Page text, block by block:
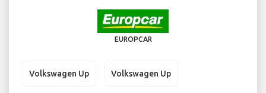
EUROPCAR
Volkswagen Up Volkswagen Up